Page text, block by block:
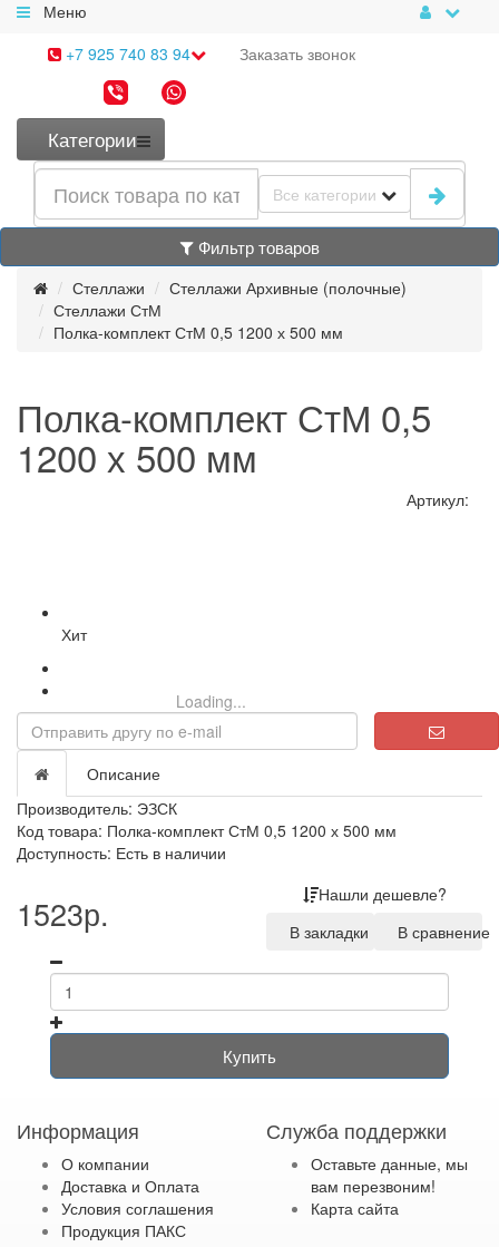
Меню
+7 925 740 83 94
Заказать звонок
Категории
Все категории
Фильтр товаров
Стеллажи
Стеллажи Архивные (полочные)
Стеллажи СтМ
Полка-комплект СтМ 0,5 1200 х 500 мм
Полка-комплект СтМ 0,5
1200 х 500 мм
Артикул:
Loading...
Хит
Описание
Производитель: ЭЗСК
Код товара: Полка-комплект СтМ 0,5 1200 х 500 мм
Доступность: Есть в наличии
1523р.
Нашли дешевле?
В закладки
В сравнение
Купить
Информация
О компании
Доставка и Оплата
Условия соглашения
Продукция ПАКС
Служба поддержки
Оставьте данные, мы
вам перезвоним!
Карта сайта